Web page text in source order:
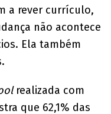
a rever currículo,
não acontece
Ela também
realizada com
que 62,1% das